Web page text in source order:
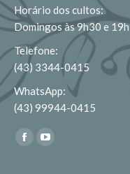
Horário dos cultos:
Domingos às 9h30 e 19h
Telefone:
(43) 3344-0415
WhatsApp:
(43) 99944-0415
Encontre-nos em:
Facebook